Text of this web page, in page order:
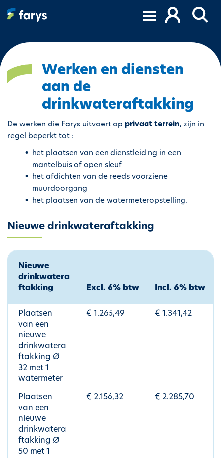
o
Werken en diensten
aan de
drinkwateraftakking
De werken die Farys uitvoert op privaat terrein, zijn in
regel beperkt tot :
het plaatsen van een dienstleiding in een
mantelbuis of open sleuf
het afdichten van de reeds voorziene
muurdoorgang
het plaatsen van de watermeteropstelling.
Nieuwe drinkwateraftakking
Nieuwe
drinkwatera
ftakking
Excl. 6% btw Incl. 6% btw
Plaatsen
van een
nieuwe
drinkwatera
ftakking Ø
32 met 1
watermeter
€ 1.265,49 € 1.341,42
Plaatsen
van een
nieuwe
drinkwatera
ftakking Ø
50 met 1
€ 2.156,32 € 2.285,70